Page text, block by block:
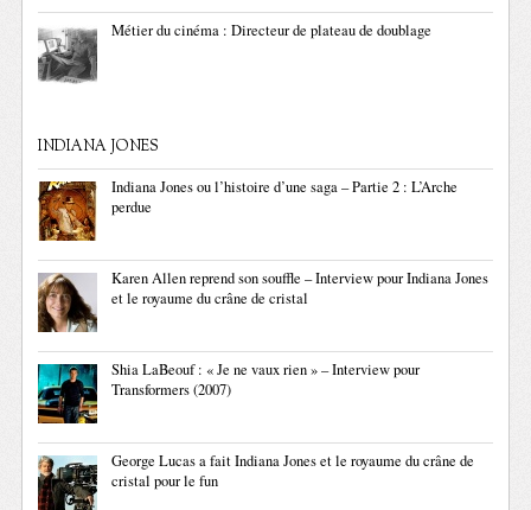
Métier du cinéma : Directeur de plateau de doublage
INDIANA JONES
Indiana Jones ou l’histoire d’une saga – Partie 2 : L’Arche
perdue
Karen Allen reprend son souffle – Interview pour Indiana Jones
et le royaume du crâne de cristal
Shia LaBeouf : « Je ne vaux rien » – Interview pour
Transformers (2007)
George Lucas a fait Indiana Jones et le royaume du crâne de
cristal pour le fun